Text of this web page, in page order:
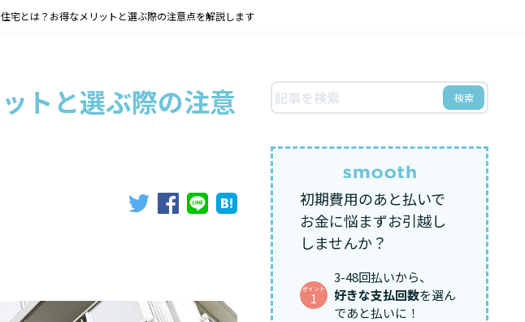
宅とは？お得なメリットと選ぶ際の注意点を解説します
トと選ぶ際の注意
検索
初期費用のあと払いで
お金に悩まずお引越し
しませんか？
ポイント
1
3-48回払いから、
好きな支払回数を選ん
であと払いに！